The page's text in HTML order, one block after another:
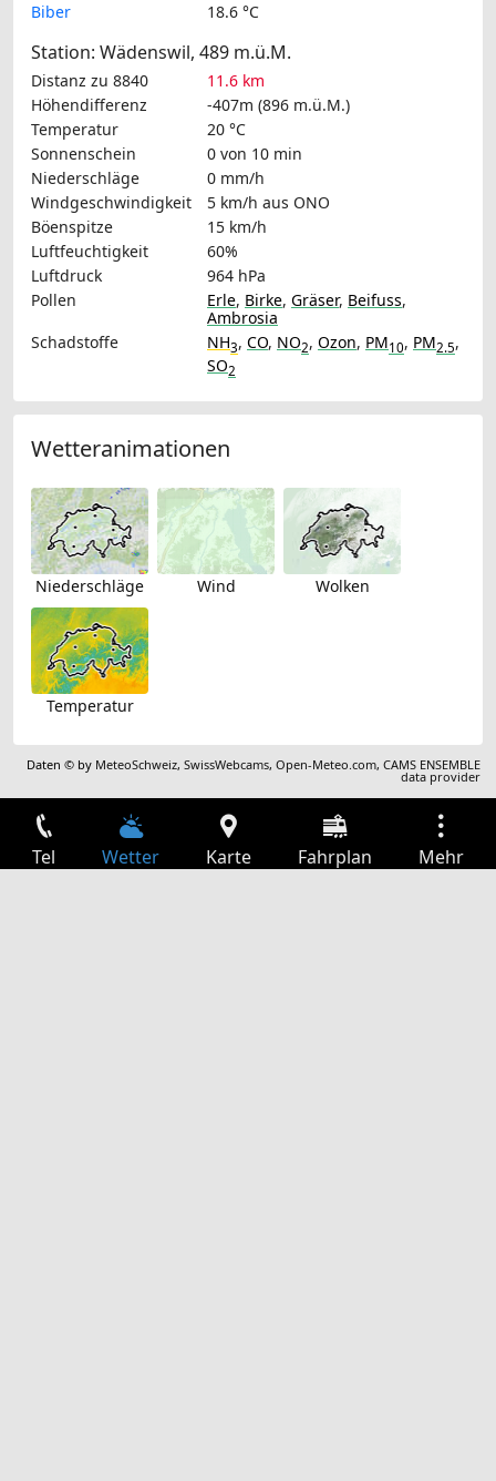
Biber
18.6 °C
Station: Wädenswil, 489 m.ü.M.
Distanz zu 8840
11.6 km
Höhendifferenz
-407m (896 m.ü.M.)
Temperatur
20 °C
Sonnenschein
0 von 10 min
Niederschläge
0 mm/h
Windgeschwindigkeit
5 km/h aus ONO
Böenspitze
15 km/h
Luftfeuchtigkeit
60%
Luftdruck
964 hPa
Pollen
Erle, Birke, Gräser, Beifuss,
Ambrosia
Schadstoffe
NH3, CO, NO2, Ozon, PM10, PM2.5,
SO2
Wetteranimationen
Niederschläge Wind Wolken
Temperatur
Daten © by MeteoSchweiz,SwissWebcams,Open-Meteo.com,CAMS ENSEMBLE
data provider
Tel Wetter Karte Fahrplan Mehr